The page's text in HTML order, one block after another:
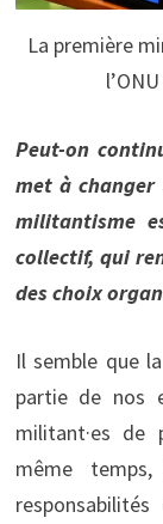
La première
Peut-on
met à changer
militantisme
collectif, qui
des choix
Il semble que
partie de nos
militant·es de
même